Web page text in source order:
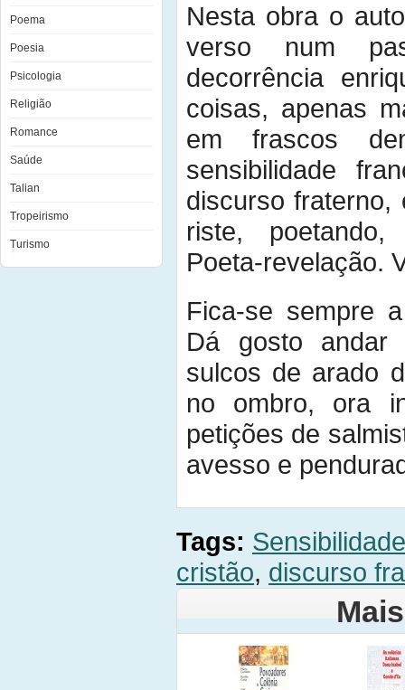
Poema
Poesia
Psicologia
Religião
Romance
Saúde
Talian
Tropeirismo
Turismo
Nesta obra o
verso num
decorrência
coisas, apenas
em frascos
sensibilidade
discurso
riste,
Poeta-revelação.
Fica-se sempre
Dá gosto
sulcos de arado
no ombro, ora
petições de
avesso e
Tags:
cristão, discurso